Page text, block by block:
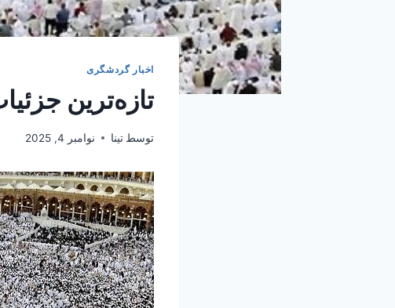
اخبار گردشگری
تازه‌ترین
توسط تینا نوامبر 4, 2025